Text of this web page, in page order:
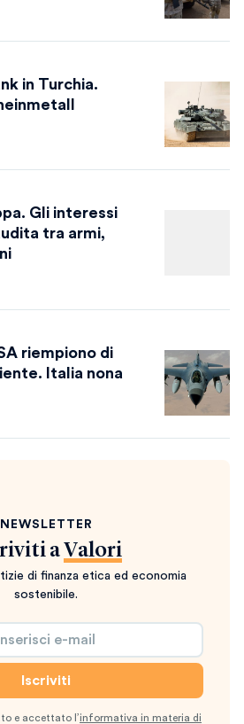
in Turchia.
Gli interessi
tra armi,
riempiono di
Italia nona
NEWSLETTER
a Valori
di finanza etica ed economia
sostenibile.
e accettato l’informativa in materia di